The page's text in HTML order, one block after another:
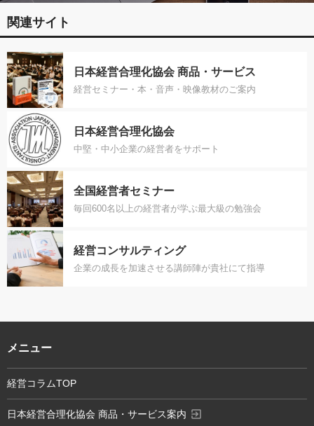
関連サイト
日本経営合理化協会 商品・サービス
経営セミナー・本・音声・映像教材のご案内
日本経営合理化協会
中堅・中小企業の経営者をサポート
全国経営者セミナー
毎回600名以上の経営者が学ぶ最大級の勉強会
経営コンサルティング
企業の成長を加速させる講師陣が貴社にて指導
メニュー
経営コラムTOP
日本経営合理化協会 商品・サービス案内 exit_to_app